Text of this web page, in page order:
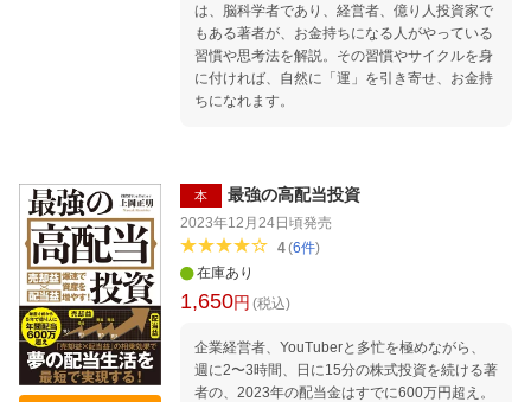
c……
は、脳科学者であり、経営者、億り人投資家で
もある著者が、お金持ちになる人がやっている
習慣や思考法を解説。その習慣やサイクルを身
に付ければ、自然に「運」を引き寄せ、お金持
ちになれます。
本 最強の高配当投資
2023年12月24日頃発売
4(6件)
在庫あり
1,650円 (税込)
企業経営者、YouTuberと多忙を極めながら、
週に2〜3時間、日に15分の株式投資を続ける著
者の、2023年の配当金はすでに600万円超え。